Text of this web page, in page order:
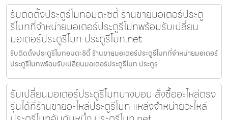
รับติดตั้งประตูรีโมทอมตะซิตี้ ร้านขายมอเตอร์ประตู
รีโมทที่จำหน่ายมอเตอร์ประตูรีโมทพร้อมรับเปลี่ยน
มอเตอร์ประตูรีโมท ประตูรีโมท.net
รับติดตั้งประตูรีโมทอมตะซิตี้ ร้านขายมอเตอร์ประตูรีโมทที่จำหน่ายมอเตอร์
ประตูรีโมทพร้อมรับเปลี่ยนมอเตอร์ประตูรีโมท ประตูร
รับเปลี่ยนมอเตอร์ประตูรีโมทบางบอน สั่งซื้ออะไหล่ตรง
รุ่นได้ที่ร้านขายอะไหล่ประตูรีโมท แหล่งจำหน่ายอะไหล่